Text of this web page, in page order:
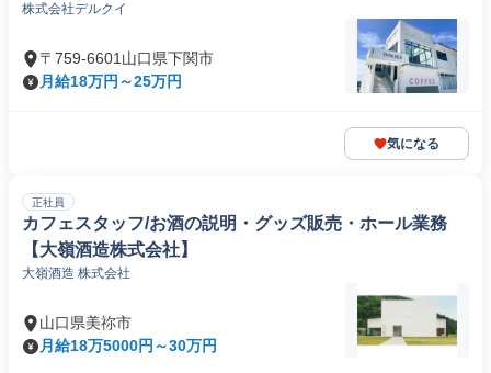
株式会社デルクイ
〒759-6601山口県下関市
月給18万円～25万円
気になる
正社員
カフェスタッフ/お酒の説明・グッズ販売・ホール業務
【大嶺酒造株式会社】
大嶺酒造 株式会社
山口県美祢市
月給18万5000円～30万円